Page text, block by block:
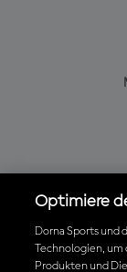
Optimiere
Dorna Sports und
Technologien,
Produkten und